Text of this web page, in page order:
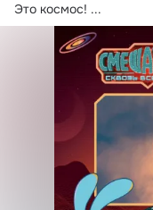
Это космос! ...